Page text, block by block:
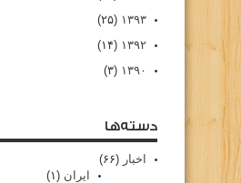
۱۳۹۳ (۲۵)
۱۳۹۲ (۱۴)
۱۳۹۰ (۳)
دسته‌ها
اخبار (۶۶)
ایران (۱)